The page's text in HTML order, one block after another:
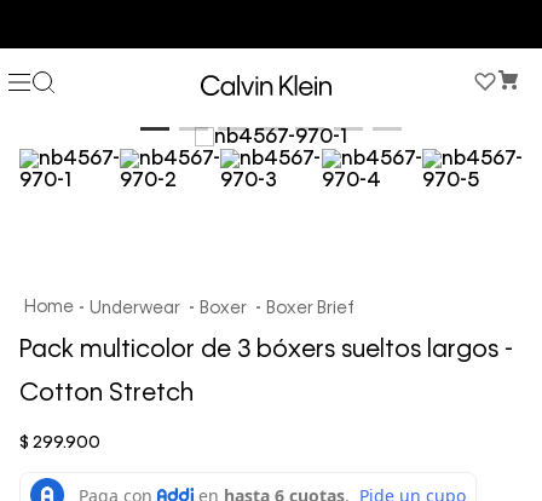
Underwear Boxer Boxer Brief
Pack multicolor de 3 bóxers sueltos largos -
Cotton Stretch
$ 299.900